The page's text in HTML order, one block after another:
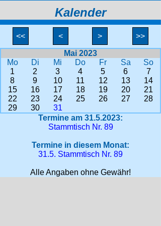
Kalender
<< < >
>>
Mai 2023
Mo
Di Mi Do Fr Sa
So
1
2 3 4 5 6
7
8
9 10 11 12 13
14
15
16 17 18 19 20
21
22
23 24 25 26 27
28
29
30
31
Termine am 31.5.2023:
Stammtisch Nr. 89
Termine in diesem Monat:
31.5. Stammtisch Nr. 89
Alle Angaben ohne Gewähr!